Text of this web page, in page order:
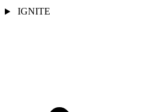
IGNITE